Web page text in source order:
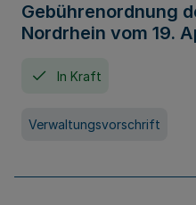
Gebührenordnung
Nordrhein vom 19.
In Kraft
Verwaltungsvorschrift